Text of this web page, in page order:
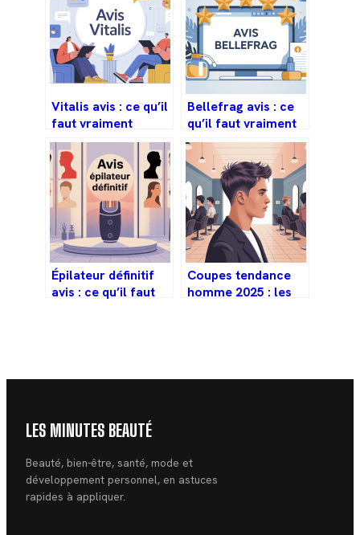
Vitalis avis : ce qu’il
faut vraiment
savoir avant de
vous lancer
Bellefrag avis : ce
qu’il faut vraiment
savoir avant de
commander
Épilateur définitif
avis : ce qu’il faut
Coupes tendance
homme 2025 : les
LES MINUTES BEAUTÉ
Beauté, bien-être, santé, mode et
développement personnel, en astuces
rapides à appliquer.